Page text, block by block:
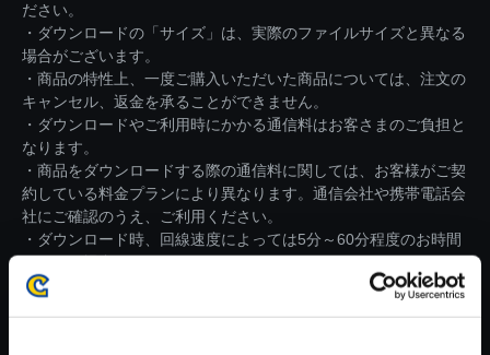
ださい。
・ダウンロードの「サイズ」は、実際のファイルサイズと異なる
場合がございます。
・商品の特性上、一度ご購入いただいた商品については、注文の
キャンセル、返金を承ることができません。
・ダウンロードやご利用時にかかる通信料はお客さまのご負担と
なります。
・商品をダウンロードする際の通信料に関しては、お客様がご契
約している料金プランにより異なります。通信会社や携帯電話会
社にご確認のうえ、ご利用ください。
・ダウンロード時、回線速度によっては5分～60分程度のお時間
※ご購入いただいたファイルのダウンロードの際には、通信環境